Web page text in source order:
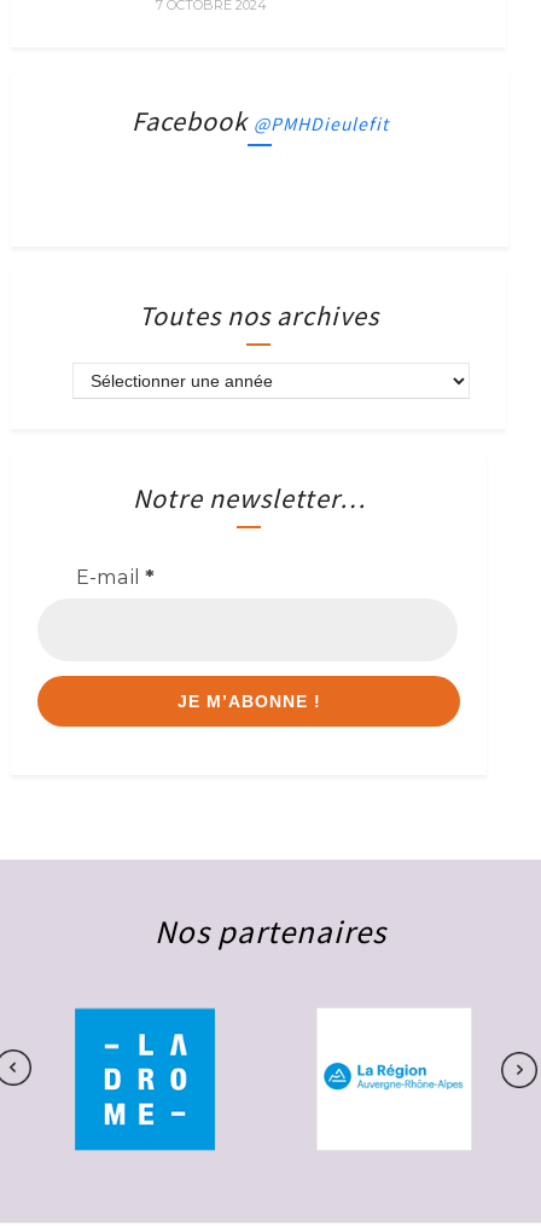
7 OCTOBRE 2024
Facebook @PMHDieulefit
Toutes nos archives
Notre newsletter…
E-mail *
Nos partenaires